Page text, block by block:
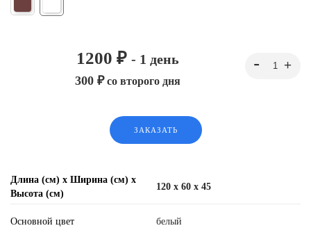
1200 ₽ - 1 день
300 ₽со второго дня
ЗАКАЗАТЬ
Длина (см) х Ширина (см) х
Высота (см)
120 x 60 x 45
Основной цвет белый